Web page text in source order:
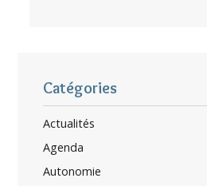
Catégories
Actualités
Agenda
Autonomie